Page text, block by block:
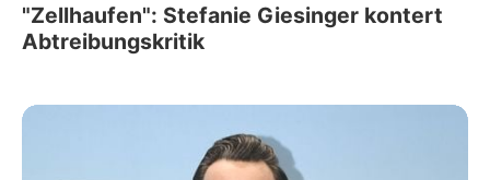
"Zellhaufen": Stefanie Giesinger kontert
Abtreibungskritik